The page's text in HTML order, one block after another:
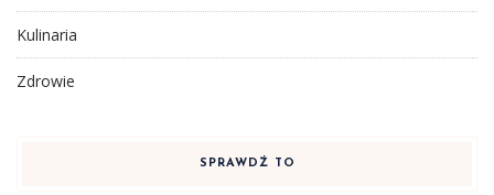
Kulinaria
Zdrowie
SPRAWDŹ TO